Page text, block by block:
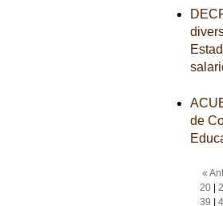
de
«
20|
39